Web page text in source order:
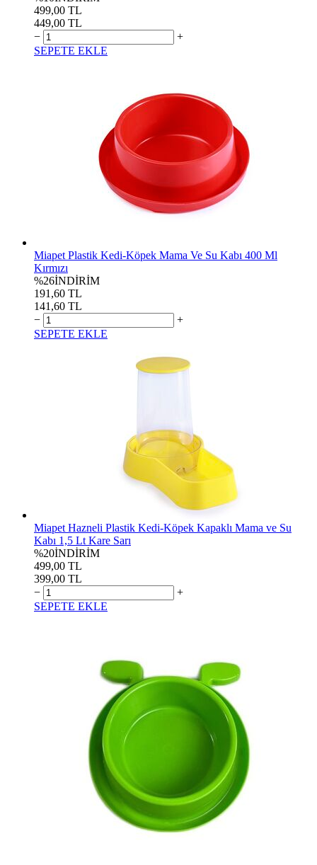
499,00 TL
449,00 TL
−
+
SEPETE EKLE
Miapet Plastik Kedi-Köpek Mama Ve Su Kabı 400 Ml
Kırmızı
%26İNDİRİM
191,60 TL
141,60 TL
−
+
SEPETE EKLE
Miapet Hazneli Plastik Kedi-Köpek Kapaklı Mama ve Su
Kabı 1,5 Lt Kare Sarı
%20İNDİRİM
499,00 TL
399,00 TL
−
+
SEPETE EKLE